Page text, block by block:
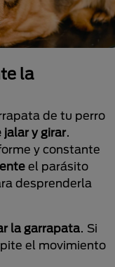
la
de tu perro
y girar.
y constante
el parásito
desprenderla
la garrapata . Si
el movimiento